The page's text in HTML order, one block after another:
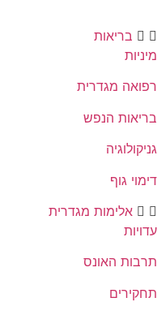
בריאות
מיניות
רפואה מגדרית
בריאות הנפש
גניקולוגיה
דימוי גוף
אלימות מגדרית
עדויות
תרבות האונס
תחקירים